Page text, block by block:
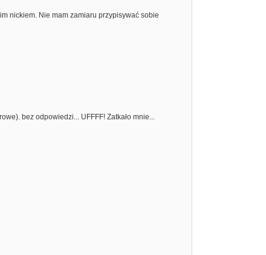
nickiem. Nie mam zamiaru przypisywać sobie
bez odpowiedzi... UFFFF! Zatkało mnie...